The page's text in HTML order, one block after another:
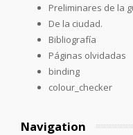
Preliminares de la
De la ciudad.
Bibliografía
Páginas olvidadas
binding
colour_checker
Navigation